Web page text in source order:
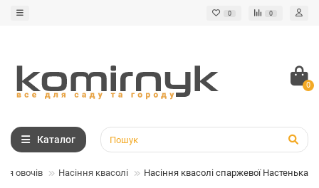
0 0
0
Каталог
овочів Насіння квасолі Насіння квасолі спаржевої Настенька